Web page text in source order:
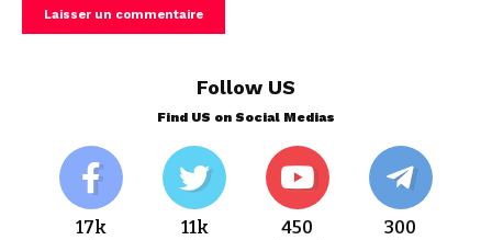
Follow US
Find US on Social Medias
17k 11k 450 300